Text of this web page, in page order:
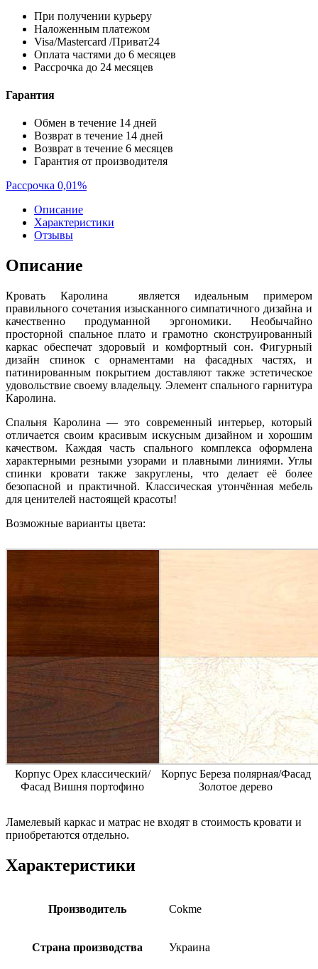
При получении курьеру
Наложенным платежом
Visa/Mastercard /Приват24
Оплата частями до 6 месяцев
Рассрочка до 24 месяцев
Гарантия
Обмен в течение 14 дней
Возврат в течение 14 дней
Возврат в течение 6 месяцев
Гарантия от производителя
Рассрочка 0,01%
Описание
Характеристики
Отзывы
Описание
Кровать Каролина является идеальным примером
правильного сочетания изысканного симпатичного дизайна и
качественно продуманной эргономики. Необычайно
просторной спальное плато и грамотно сконструированный
каркас обеспечат здоровый и комфортный сон. Фигурный
дизайн спинок с орнаментами на фасадных частях, и
патинированным покрытием доставляют также эстетическое
удовольствие своему владельцу. Элемент спального гарнитура
Каролина.
Спальня Каролина — это современный интерьер, который
отличается своим красивым искусным дизайном и хорошим
качеством. Каждая часть спального комплекса оформлена
характерными резными узорами и плавными линиями. Углы
спинки кровати также закруглены, что делает её более
безопасной и практичной. Классическая утончённая мебель
для ценителей настоящей красоты!
Возможные варианты цвета:
Корпус Орех классический/
Фасад Вишня портофино
Корпус Береза полярная/Фасад
Золотое дерево
Ламелевый каркас и матрас не входят в стоимость кровати и
приобретаются отдельно.
Характеристики
Производитель Cokme
Страна производства Украина